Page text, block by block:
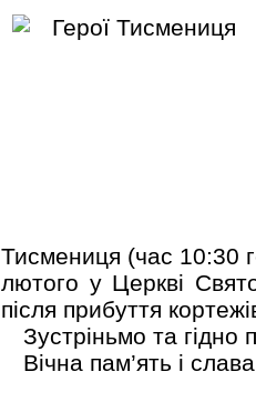
Тисмениця (час 10:30
лютого у Церкві
після прибуття
Зустріньмо та гідно
Вічна пам’ять і